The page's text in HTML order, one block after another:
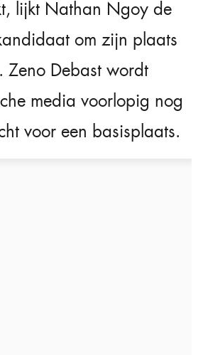
lijkt Nathan Ngoy de
om zijn plaats
Zeno Debast wordt
media voorlopig nog
voor een basisplaats.